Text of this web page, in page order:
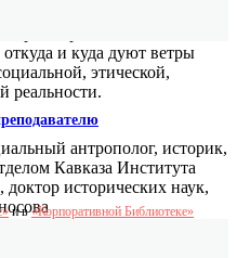
откуда и куда дуют ветры
этической,
реальности.
антрополог, историк,
Кавказа Института
исторических наук,
и в«Корпоративной Библиотеке»